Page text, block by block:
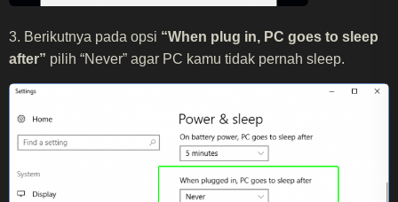
3. Berikutnya pada opsi “When plug in, PC goes to sleep
after” pilih “Never” agar PC kamu tidak pernah sleep.